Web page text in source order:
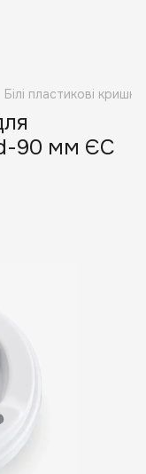
Білі пластикові кришки
90 мм ЄС